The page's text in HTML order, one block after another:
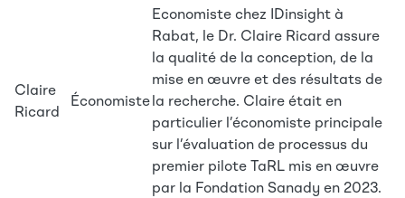
Claire
Ricard
Économiste
Economiste chez IDinsight à
Rabat, le Dr. Claire Ricard assure
la qualité de la conception, de la
mise en œuvre et des résultats de
la recherche. Claire était en
particulier l’économiste principale
sur l’évaluation de processus du
premier pilote TaRL mis en œuvre
par la Fondation Sanady en 2023.